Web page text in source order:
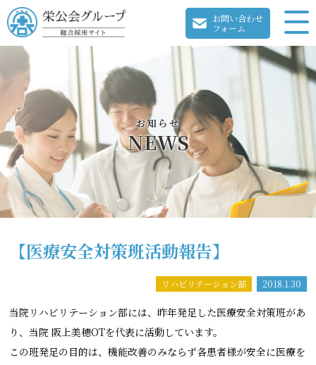
お問い合わせ
フォーム
お知らせ
NEWS
【医療安全対策班活動報告】
2018.1.30
リハビリテーション部
当院リハビリテーション部には、昨年発足した医療安全対策班があ
り、当院 阪上美穂OTを代表に活動しています。
この班発足の目的は、機能改善のみならず各患者様が安全に医療を